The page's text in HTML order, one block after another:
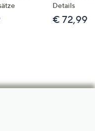
Details
€ 72,99